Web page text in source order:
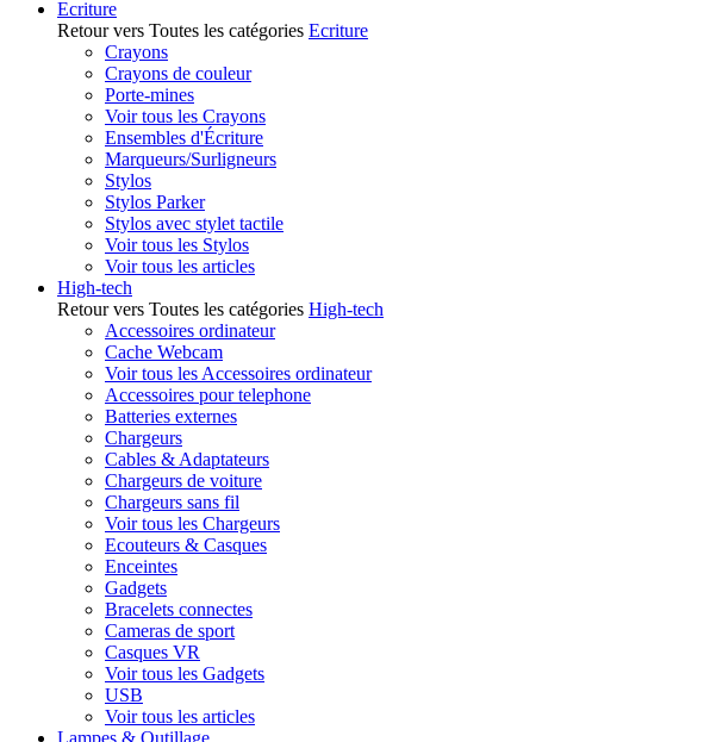
Ecriture
Retour vers Toutes les catégories Ecriture
Crayons
Crayons de couleur
Porte-mines
Voir tous les Crayons
Ensembles d'Écriture
Marqueurs/Surligneurs
Stylos
Stylos Parker
Stylos avec stylet tactile
Voir tous les Stylos
Voir tous les articles
High-tech
Retour vers Toutes les catégories High-tech
Accessoires ordinateur
Cache Webcam
Voir tous les Accessoires ordinateur
Accessoires pour telephone
Batteries externes
Chargeurs
Cables & Adaptateurs
Chargeurs de voiture
Chargeurs sans fil
Voir tous les Chargeurs
Ecouteurs & Casques
Enceintes
Gadgets
Bracelets connectes
Cameras de sport
Casques VR
Voir tous les Gadgets
USB
Voir tous les articles
Lampes & Outillage